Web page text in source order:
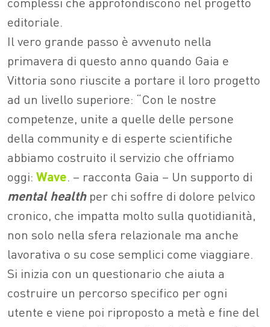
editoriale.
Il vero grande passo è avvenuto nella
primavera di questo anno quando Gaia e
Vittoria sono riuscite a portare il loro progetto
ad un livello superiore: “Con le nostre
competenze, unite a quelle delle persone
della community e di esperte scientifiche
abbiamo costruito il servizio che offriamo
oggi: Wave. – racconta Gaia – Un supporto di
mental healthper chi soffre di dolore pelvico
cronico, che impatta molto sulla quotidianità,
non solo nella sfera relazionale ma anche
lavorativa o su cose semplici come viaggiare.
Si inizia con un questionario che aiuta a
costruire un percorso specifico per ogni
utente e viene poi riproposto a metà e fine del